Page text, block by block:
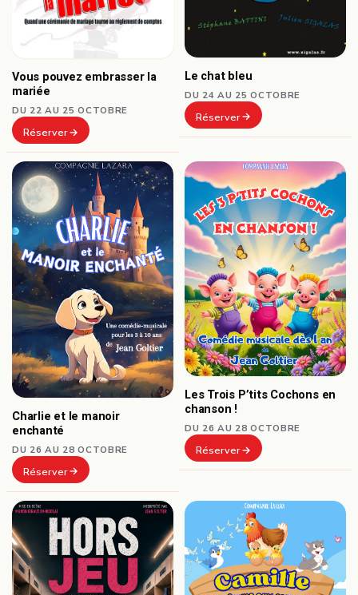
Vous pouvez embrasser la
mariée
DU 22 AU 25 OCTOBRE
Réserver
Le chat bleu
DU 24 AU 25 OCTOBRE
Réserver
Charlie et le manoir
enchanté
DU 26 AU 28 OCTOBRE
Réserver
Les Trois P’tits Cochons en
chanson !
DU 26 AU 28 OCTOBRE
Réserver